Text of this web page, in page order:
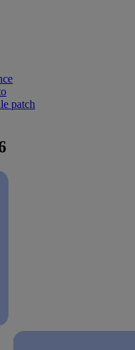
patch